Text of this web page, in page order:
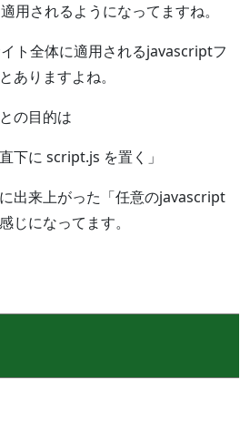
用されるようになってますね。
ト全体に適用されるjavascriptフ
ありますよね。
の目的は
下に script.js を置く」
出来上がった「任意のjavascript
じになってます。